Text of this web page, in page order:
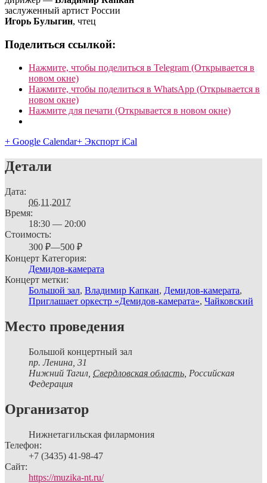
заслуженный артист России
Игорь Булыгин, чтец
Поделиться ссылкой:
Нажмите, чтобы поделиться в Telegram (Открывается в
новом окне)
Нажмите, чтобы поделиться в WhatsApp (Открывается в
новом окне)
Нажмите для печати (Открывается в новом окне)
+ Google Calendar+ Экспорт iCal
Детали
Дата:
06.11.2017
Время:
18:30 — 20:00
Стоимость:
300 ₽—500 ₽
Концерт Категория:
Демидов-камерата
Концерт метки:
Большой зал, Владимир Капкан, Демидов-камерата,
Приглашает оркестр «Демидов-камерата», Чайковский
Место проведения
Большой концертный зал
пр. Ленина, 31
Нижний Тагил Свердловская область, Российская
Федерация
Организатор
Нижнетагильская филармония
Телефон:
+7 (3435) 41-98-47
Сайт:
https://muzika-nt.ru/